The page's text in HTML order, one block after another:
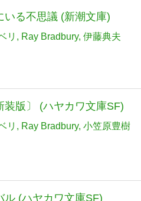
いる不思議 (新潮文庫)
リ Ray Bradbury 伊藤典夫
装版〕 (ハヤカワ文庫SF)
リ Ray Bradbury 小笠原豊樹
ル (ハヤカワ文庫SF)